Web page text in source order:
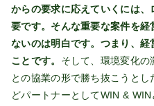
からの要求に応えていくには
要です。そんな重要な案件を
ないのは明白です。つまり、
ことです。 そして、環境変化
との協業の形で勝ち抜こうと
どパートナーとしてWIN &